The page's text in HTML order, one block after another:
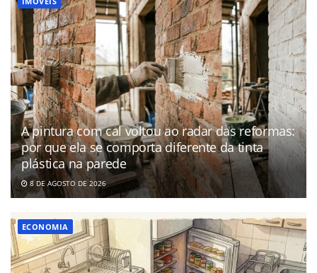
A pintura com cal voltou ao radar das reformas:
por que ela se comporta diferente da tinta
plástica na parede
8 DE AGOSTO DE 2026
ECONOMIA